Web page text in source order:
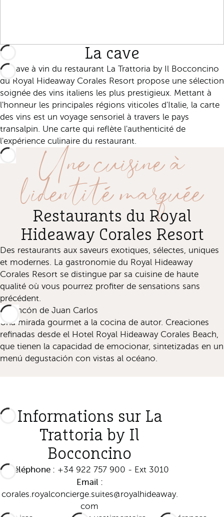
La cave
La cave à vin du restaurant La Trattoria by Il Bocconcino
du Royal Hideaway Corales Resort propose une sélection
soignée des vins italiens les plus prestigieux. Mettant à
l'honneur les principales régions viticoles d'Italie, la carte
des vins est un voyage sensoriel à travers le pays
transalpin. Une carte qui reflète l'authenticité de
l'expérience culinaire du restaurant.
Une cuisine à
l'identité marquée
Restaurants du Royal
Hideaway Corales Resort
Des restaurants aux saveurs exotiques, sélectes, uniques
et modernes. La gastronomie du Royal Hideaway
Corales Resort se distingue par sa cuisine de haute
qualité où vous pourrez profiter de sensations sans
précédent.
El Rincón de Juan Carlos
Una mirada gourmet a la cocina de autor. Creaciones
refinadas desde el Hotel Royal Hideaway Corales Beach,
que tienen la capacidad de emocionar, sintetizadas en un
menú degustación con vistas al océano.
Informations sur La
Trattoria by Il
Bocconcino
Téléphone : +34 922 757 900 - Ext 3010
Email :
corales.royalconcierge.suites@royalhideaway.
com